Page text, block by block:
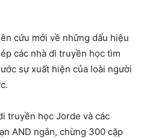
cứu mới về những dấu hiệu
các nhà di truyền học tìm
sự xuất hiện của loài người
truyền học Jorde và các
AND ngắn, chừng 300 cặp